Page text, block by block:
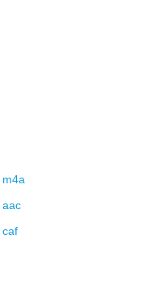
m4a
aac
caf